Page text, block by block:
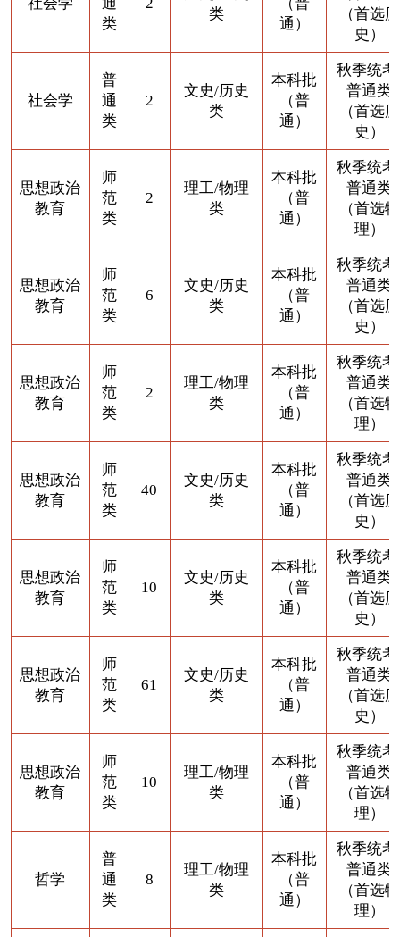
类
类
通）
（首选历
史）
社会学
普
通
类
2
文史/历史
类
本科批
（普
通）
秋季统
普通类
（首选历
史）
思想政治
教育
师
范
类
2
理工/物理
类
本科批
（普
通）
秋季统
普通类
（首选物
理）
思想政治
教育
师
范
类
6
文史/历史
类
本科批
（普
通）
秋季统
普通类
（首选历
史）
思想政治
教育
师
范
类
2
理工/物理
类
本科批
（普
通）
秋季统
普通类
（首选物
理）
思想政治
教育
师
范
类
40
文史/历史
类
本科批
（普
通）
秋季统
普通类
（首选历
史）
思想政治
教育
师
范
类
10
文史/历史
类
本科批
（普
通）
秋季统
普通类
（首选历
史）
思想政治
教育
师
范
类
61
文史/历史
类
本科批
（普
通）
秋季统
普通类
（首选历
史）
思想政治
教育
师
范
类
10
理工/物理
类
本科批
（普
通）
秋季统
普通类
（首选物
理）
哲学
普
通
类
8
理工/物理
类
本科批
（普
通）
秋季统
普通类
（首选物
理）